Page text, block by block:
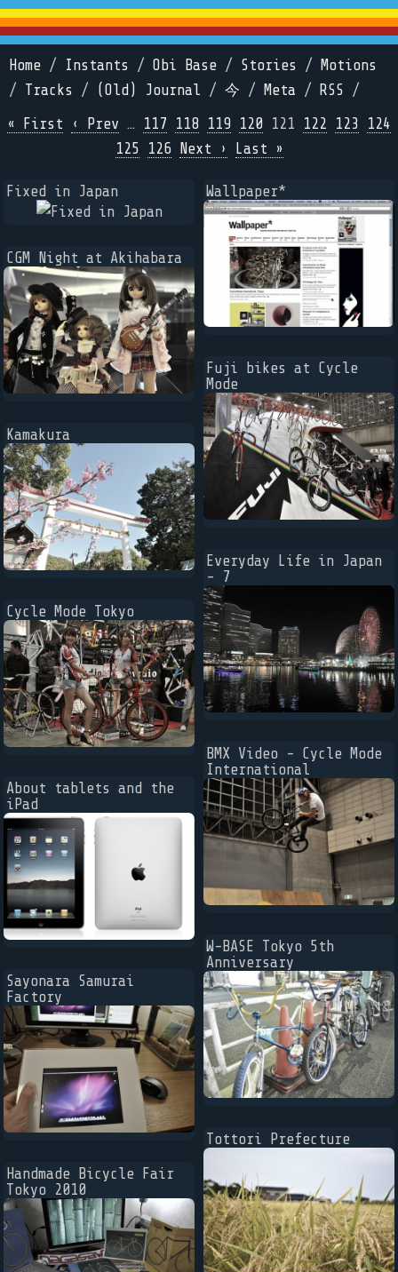
Home / Instants / Obi Base / Stories /
Motions
/ Tracks / (Old) Journal / 今 / Meta / RSS /
« First
‹ Prev … 117 118 119 120 121 122 123
124
125
126 Next › Last »
Fixed in Japan
CGM Night at Akihabara
Kamakura
Cycle Mode Tokyo
About tablets and the
iPad
Sayonara Samurai
Factory
Handmade Bicycle Fair
Tokyo 2010
Wallpaper*
Fuji bikes at Cycle
Mode
Everyday Life in Japan
- 7
BMX Video - Cycle Mode
International
W-BASE Tokyo 5th
Anniversary
Tottori Prefecture